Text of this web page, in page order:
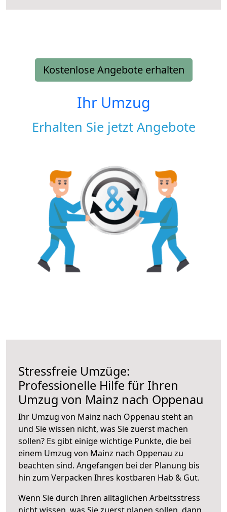
Kostenlose Angebote erhalten
Ihr Umzug
Erhalten Sie jetzt Angebote
Stressfreie Umzüge:
Professionelle Hilfe für Ihren
Umzug von Mainz nach Oppenau
Ihr Umzug von Mainz nach Oppenau steht an
und Sie wissen nicht, was Sie zuerst machen
sollen? Es gibt einige wichtige Punkte, die bei
einem Umzug von Mainz nach Oppenau zu
beachten sind. Angefangen bei der Planung bis
hin zum Verpacken Ihres kostbaren Hab & Gut.
Wenn Sie durch Ihren alltäglichen Arbeitsstress